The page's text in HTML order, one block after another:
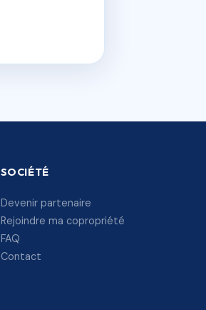
SOCIÉTÉ
Devenir partenaire
Rejoindre ma copropriété
FAQ
Contact